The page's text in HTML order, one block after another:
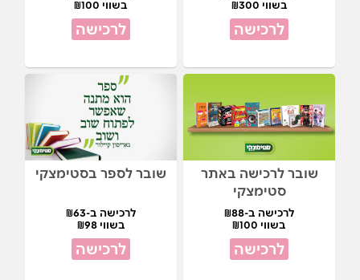
בשווי ₪300
לרכישה
בשווי ₪100
לרכישה
שובר לרכישה באתר
סטימצקי
לרכישה ב-₪88
בשווי ₪100
לרכישה
שובר לספר בסטימצקי
לרכישה ב-₪63
בשווי ₪98
לרכישה